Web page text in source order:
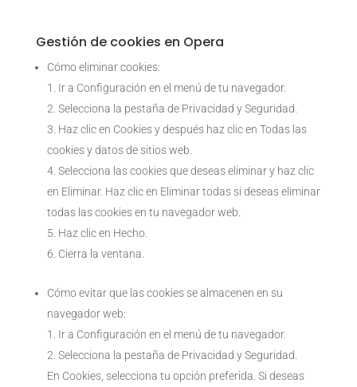
Gestión de cookies en Opera
Cómo eliminar cookies:
Ir a Configuración en el menú de tu navegador.
Selecciona la pestaña de Privacidad y Seguridad.
Haz clic en Cookies y después haz clic en Todas las
cookies y datos de sitios web.
Selecciona las cookies que deseas eliminar y haz clic
en Eliminar. Haz clic en Eliminar todas si deseas eliminar
todas las cookies en tu navegador web.
Haz clic en Hecho.
Cierra la ventana.
Cómo evitar que las cookies se almacenen en su
navegador web:
Ir a Configuración en el menú de tu navegador.
Selecciona la pestaña de Privacidad y Seguridad.
En Cookies, selecciona tu opción preferida. Si deseas